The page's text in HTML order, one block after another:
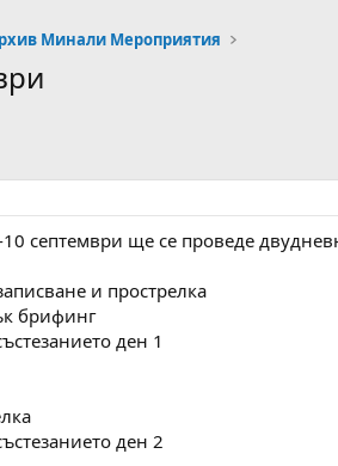
Минали Мероприятия
септември ще се проведе
и прострелка
брифинг
ден 1
ден 2